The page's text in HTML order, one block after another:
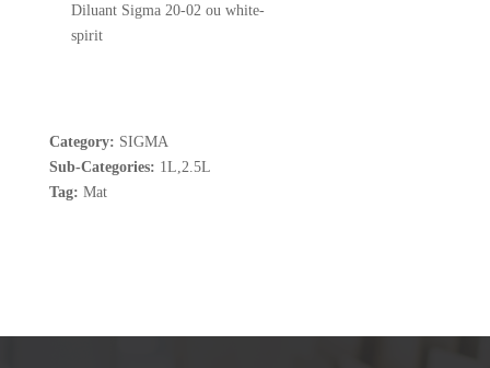
Diluant Sigma 20-02 ou white-
spirit
Category: SIGMA
Sub-Categories: 1L,2.5L
Tag: Mat